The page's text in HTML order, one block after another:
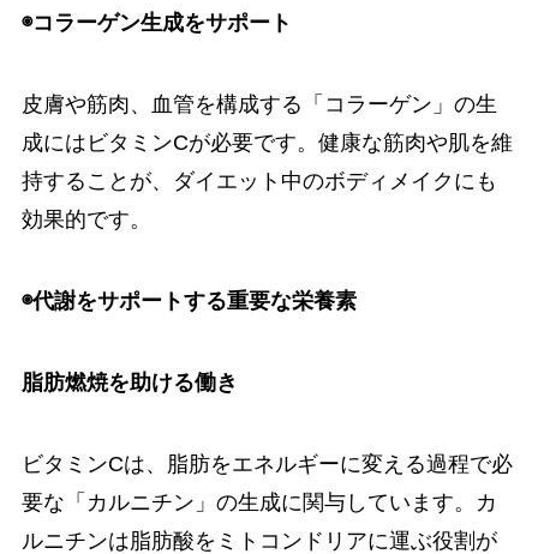
◉コラーゲン生成をサポート
皮膚や筋肉、血管を構成する「コラーゲン」の生
成にはビタミンCが必要です。健康な筋肉や肌を維
持することが、ダイエット中のボディメイクにも
効果的です。
◉代謝をサポートする重要な栄養素
脂肪燃焼を助ける働き
ビタミンCは、脂肪をエネルギーに変える過程で必
要な「カルニチン」の生成に関与しています。カ
ルニチンは脂肪酸をミトコンドリアに運ぶ役割が